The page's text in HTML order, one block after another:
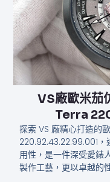
VS廠歐米
Terra
探索 VS 廠精心打造
220.92.43.22.99.001
用性，是一件深受愛錶
製作工藝，更以卓越的